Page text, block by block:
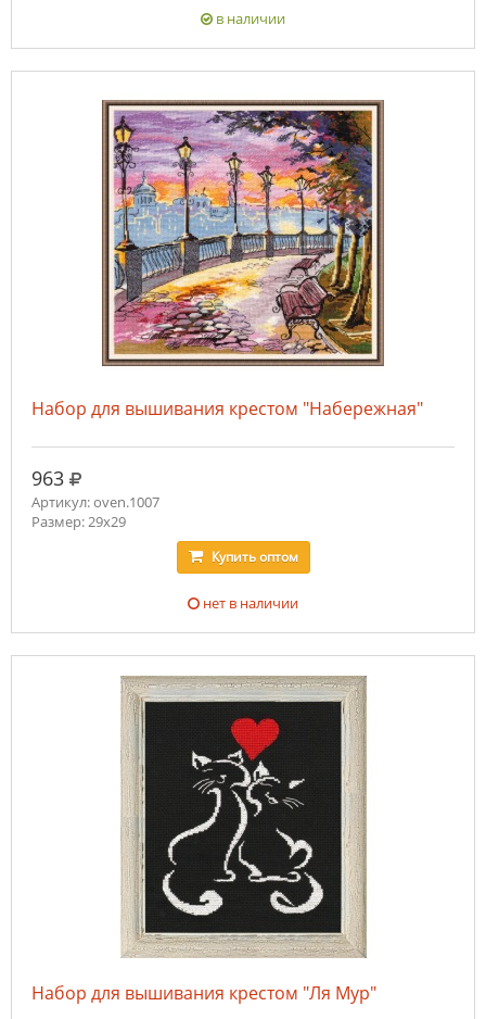
в наличии
Набор для вышивания крестом "Набережная"
963 руб.
Артикул: oven.1007
Размер: 29х29
Купитьоптом
нет в наличии
Набор для вышивания крестом "Ля Мур"